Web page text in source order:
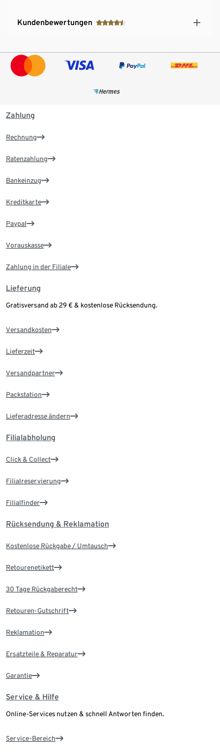
Kundenbewertungen
Zahlung
Rechnung
Ratenzahlung
Bankeinzug
Kreditkarte
Paypal
Vorauskasse
Zahlung in der Filiale
Lieferung
Gratisversand ab 29 € & kostenlose Rücksendung.
Versandkosten
Lieferzeit
Versandpartner
Packstation
Lieferadresse ändern
Filialabholung
Click & Collect
Filialreservierung
Filialfinder
Rücksendung & Reklamation
Kostenlose Rückgabe / Umtausch
Retourenetikett
30 Tage Rückgaberecht
Retouren-Gutschrift
Reklamation
Ersatzteile & Reparatur
Garantie
Service & Hilfe
Online-Services nutzen & schnell Antworten finden.
Service-Bereich